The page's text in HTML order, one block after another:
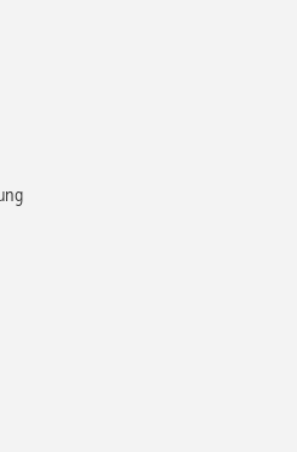
sich heute relativ einfach
ist immer mit Stress und
soll er möglichst schnell über die
und ein Stuhl sind schnell
Den meisten Umstand
es hierfür mittlerweile mehrere
im Zusammenspiel genutzt